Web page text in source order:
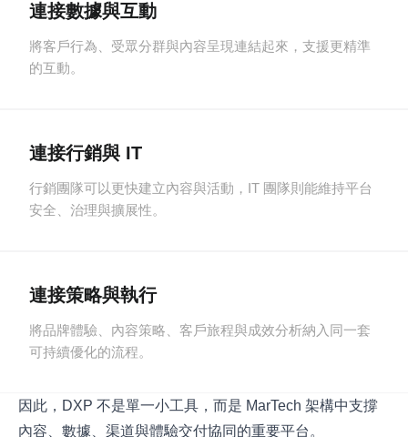
連接數據與互動
將客戶行為、受眾分群與內容呈現連結起來，支援更精準
的互動。
連接行銷與 IT
行銷團隊可以更快建立內容與活動，IT 團隊則能維持平台
安全、治理與擴展性。
連接策略與執行
將品牌體驗、內容策略、客戶旅程與成效分析納入同一套
可持續優化的流程。
因此，DXP 不是單一小工具，而是 MarTech 架構中支撐
內容、數據、渠道與體驗交付協同的重要平台。